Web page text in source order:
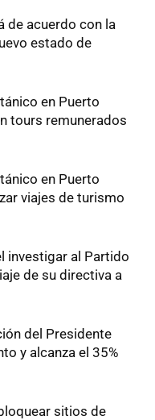
de acuerdo con la
estado de
en Puerto
tours remunerados
en Puerto
viajes de turismo
investigar al Partido
de su directiva a
del Presidente
y alcanza el 35%
sitios de